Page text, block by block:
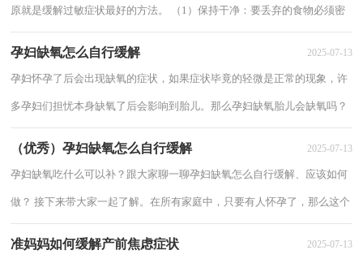
原就是缓解过敏症状最好的方法。 （1）保持干净：要丢弃的食物必须密
孕妇缺氧怎么自行缓解 2025-07-13
孕妇怀孕了后会出现缺氧的症状，如果症状毕竟的轻微是正常的现象，许
多孕妇们担忧本身缺氧了后会影响到胎儿。那么孕妇缺氧胎儿会缺氧吗？
（优秀）孕妇缺氧怎么自行缓解 2025-07-13
孕妇缺氧吃什么可以补？跟大家聊一聊孕妇缺氧怎么自行缓解、应该如何
做？ 接下来带大家一起了解。在所有家庭中，只要有人怀孕了，那么这个
准妈妈如何缓解产前焦虑症状 2025-07-13